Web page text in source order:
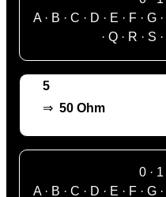
A· B · C · D · E · F · G ·
· Q· R · S ·
5
⇒ 50 Ohm
0· 1
A· B · C · D · E · F · G ·